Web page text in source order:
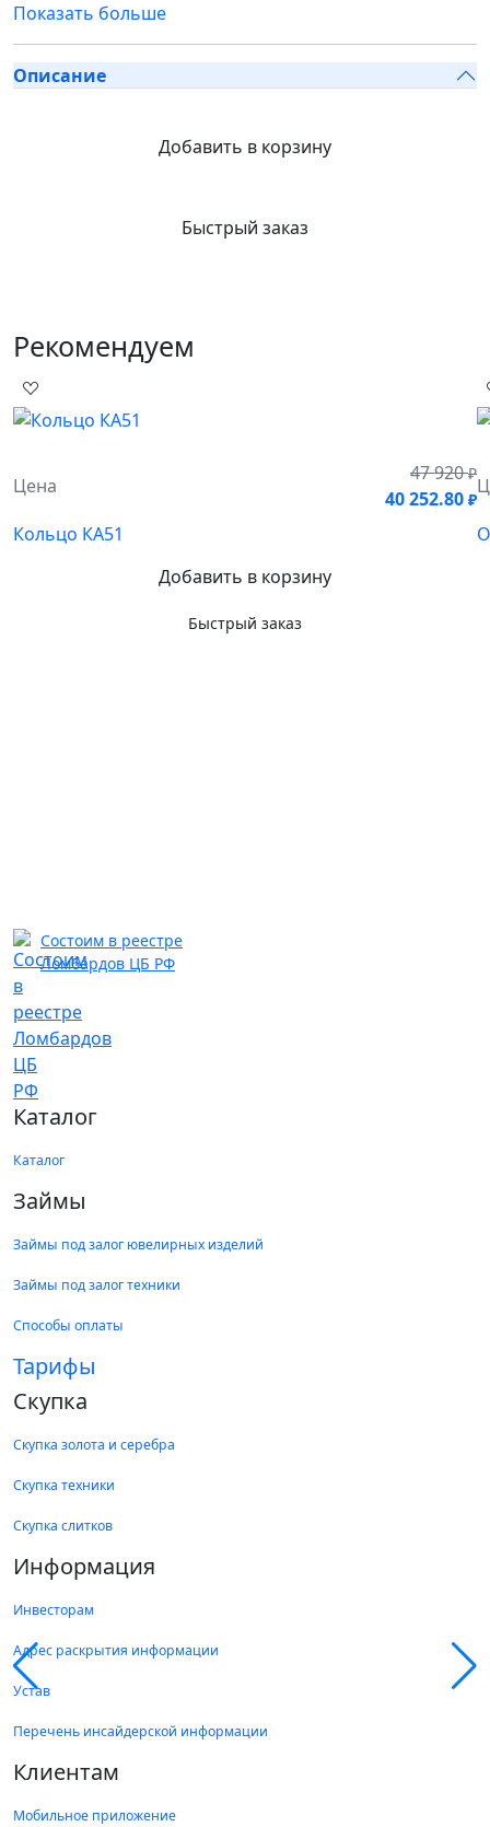
Показать больше
Описание
Добавить в корзину
Быстрый заказ
Рекомендуем
Цена
47 920₽
40 252.80 ₽
Кольцо КА51
Добавить в корзину
Быстрый заказ
Состоим в реестре
Ломбардов ЦБ РФ
Каталог
Каталог
Займы
Займы под залог ювелирных изделий
Займы под залог техники
Способы оплаты
Тарифы
Скупка
Скупка золота и серебра
Скупка техники
Скупка слитков
Информация
Инвесторам
Адрес раскрытия информации
Устав
Перечень инсайдерской информации
Клиентам
Мобильное приложение